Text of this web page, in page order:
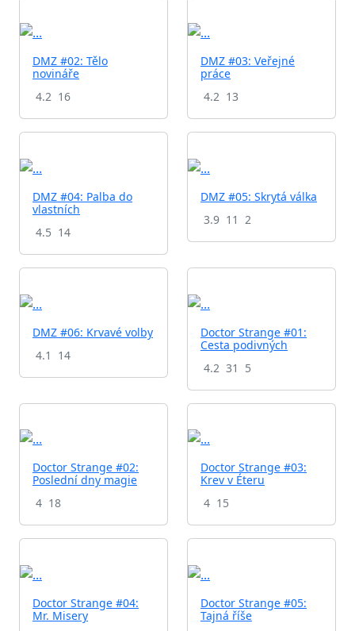
DMZ #02: Tělo
novináře
4.2 16
DMZ #03: Veřejné
práce
4.2 13
DMZ #04: Palba do
vlastních
4.5 14
DMZ #05: Skrytá válka
3.9 11 2
DMZ #06: Krvavé volby
4.1
14
Doctor Strange #01:
Cesta podivných
4.2 31 5
Doctor Strange #02:
Poslední dny magie
4 18
Doctor Strange #03:
Krev v Éteru
4 15
Doctor Strange #04:
Mr. Misery
Doctor Strange #05:
Tajná říše